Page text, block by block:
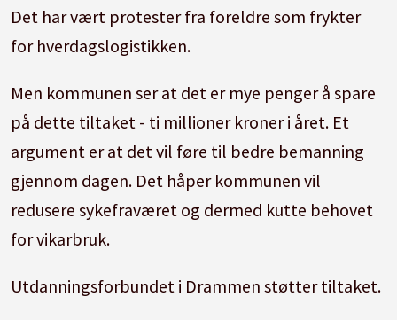
Det har vært protester fra foreldre som frykter
for hverdagslogistikken.
Men kommunen ser at det er mye penger å spare
på dette tiltaket - ti millioner kroner i året. Et
argument er at det vil føre til bedre bemanning
gjennom dagen. Det håper kommunen vil
redusere sykefraværet og dermed kutte behovet
for vikarbruk.
Utdanningsforbundet i Drammen støtter tiltaket.